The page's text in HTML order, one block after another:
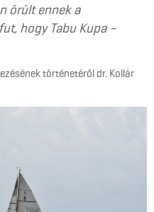
örült ennek a
hogy Tabu Kupa –
történetéről dr. Kollár